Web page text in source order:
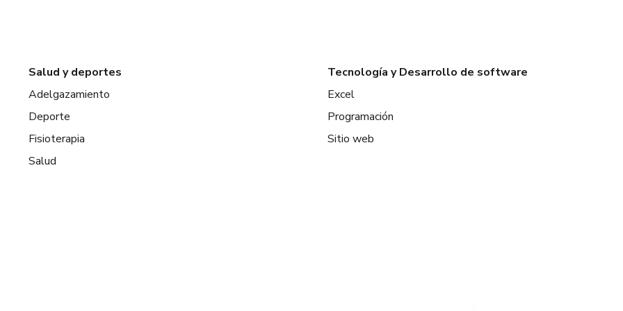
Salud y deportes
Adelgazamiento
Deporte
Fisioterapia
Salud
Tecnología y Desarrollo de software
Excel
Programación
Sitio web